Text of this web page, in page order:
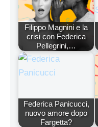
Filippo Magnini e la
crisi con Federica
Pellegrini,…
Federica Panicucci,
nuovo amore dopo
Fargetta?